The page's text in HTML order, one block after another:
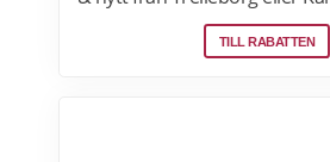
Klaipeda bjuder på charm,
natur. Passa på att boka nu
TILL RABATTEN